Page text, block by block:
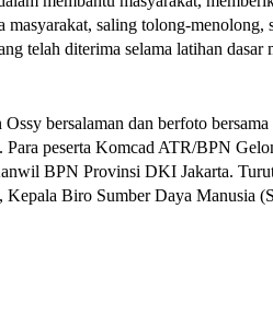
masyarakat, saling tolong-menolong,
telah diterima selama latihan dasar
bersalaman dan berfoto
peserta Komcad ATR/BPN
BPN Provinsi DKI Jakarta.
Kepala Biro Sumber Daya Manusia